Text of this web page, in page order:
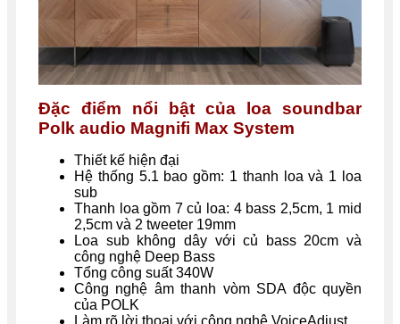
Đặc điểm nổi bật của loa soundbar
Polk audio Magnifi Max System
Thiết kế hiện đại
Hệ thống 5.1 bao gồm: 1 thanh loa và 1 loa
sub
Thanh loa gồm 7 củ loa: 4 bass 2,5cm, 1 mid
2,5cm và 2 tweeter 19mm
Loa sub không dây với củ bass 20cm và
công nghệ Deep Bass
Tổng công suất 340W
Công nghệ âm thanh vòm SDA độc quyền
của POLK
Làm rõ lời thoại với công nghệ VoiceAdjust